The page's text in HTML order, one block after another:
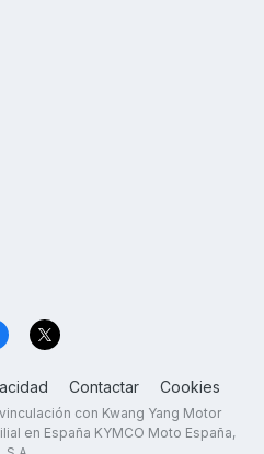
Contactar Cookies
con Kwang Yang Motor
en España KYMCO Moto España,